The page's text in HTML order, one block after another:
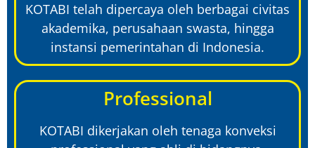
KOTABI telah dipercaya oleh berbagai civitas
akademika, perusahaan swasta, hingga
instansi pemerintahan di Indonesia.
Professional
KOTABI dikerjakan oleh tenaga konveksi